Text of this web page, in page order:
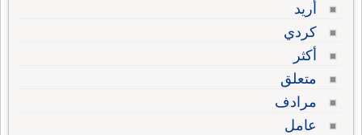
أريد
كردي
أكثر
متعلق
مرادف
عامل